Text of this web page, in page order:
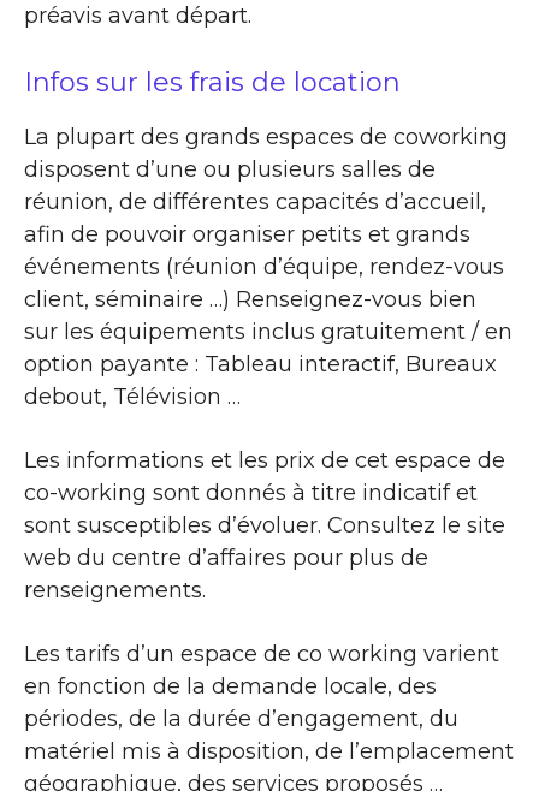
préavis avant départ.
Infos sur les frais de location
La plupart des grands espaces de coworking
disposent d’une ou plusieurs salles de
réunion, de différentes capacités d’accueil,
afin de pouvoir organiser petits et grands
événements (réunion d’équipe, rendez-vous
client, séminaire …) Renseignez-vous bien
sur les équipements inclus gratuitement / en
option payante : Tableau interactif, Bureaux
debout, Télévision …
Les informations et les prix de cet espace de
co-working sont donnés à titre indicatif et
sont susceptibles d’évoluer. Consultez le site
web du centre d’affaires pour plus de
renseignements.
Les tarifs d’un espace de co working varient
en fonction de la demande locale, des
périodes, de la durée d’engagement, du
matériel mis à disposition, de l’emplacement
géographique, des services proposés …